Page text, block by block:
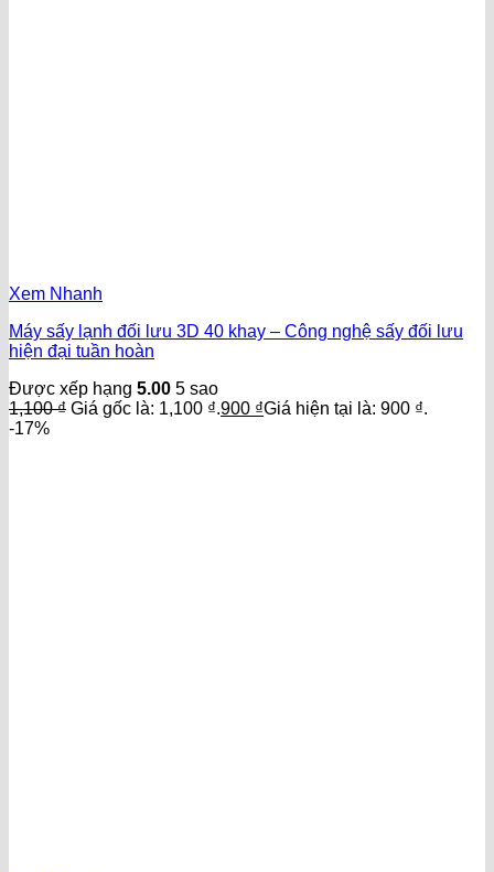
Xem Nhanh
Máy sấy lạnh đối lưu 3D 40 khay – Công nghệ sấy đối lưu
hiện đại tuần hoàn
Được xếp hạng 5.00 5 sao
1,100₫ Giá gốc là: 1,100 ₫.900 ₫Giá hiện tại là: 900 ₫.
-17%